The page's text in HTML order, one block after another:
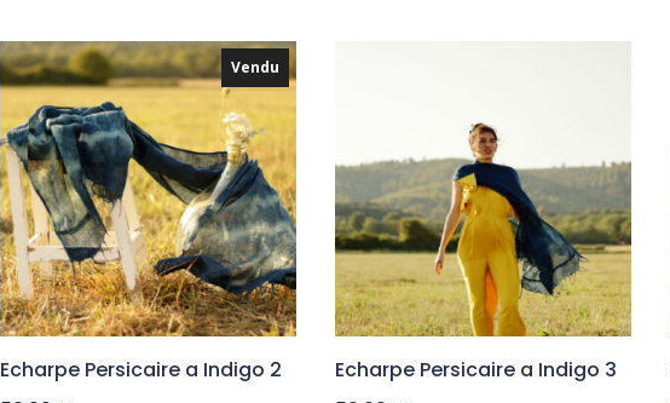
Vendu
Echarpe Persicaire a Indigo 2
Echarpe Persicaire a Indigo 3